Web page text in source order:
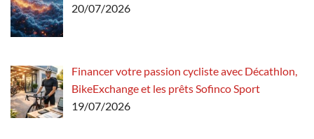
20/07/2026
Financer votre passion cycliste avec Décathlon,
BikeExchange et les prêts Sofinco Sport
19/07/2026